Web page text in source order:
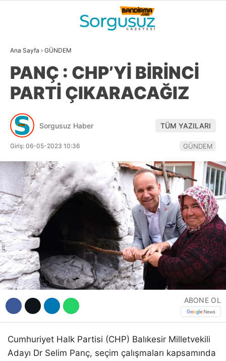
WhatsApp İhbar
Hattı
Facebook
Youtube
24.5
BALIKESIR
GALERİ VİDEO YAZARLAR
SİYASET
EKONOMİ
SPOR
MAGAZİN
EĞİTİM
DİĞER
Ana Sayfa › GÜNDEM
PANÇ : CHP’Yİ BİRİNCİ
PARTİ ÇIKARACAĞIZ
Sorgusuz Haber TÜM YAZILARI
Giriş: 06-05-2023 10:36 GÜNDEM
ABONE OL
Cumhuriyet Halk Partisi (CHP) Balıkesir Milletvekili
Adayı Dr Selim Panç, seçim çalışmaları kapsamında